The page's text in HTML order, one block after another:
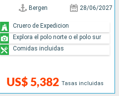
Bergen 28/06/2027
US$ 5,382 Tasas incluidas
Cruero de Expedicion
Explora el polo norte o el polo sur
Comidas incluidas